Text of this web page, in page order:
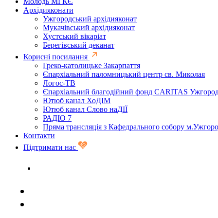
Архідияконати
Ужгородський архідияконат
Мукачівський архідияконат
Хустський вікаріат
Берегівський деканат
Корисні посилання
Греко-католицьке Закарпаття
Єпархіальний паломницький центр св. Миколая
Логос-ТВ
Єпархіальний благодійний фонд CARITAS
Ютюб канал ХоДІМ
Ютюб канал Слово наДІЇ
РАДІО 7
Пряма трансляція з Кафедрального собору
Контакти
Підтримати нас